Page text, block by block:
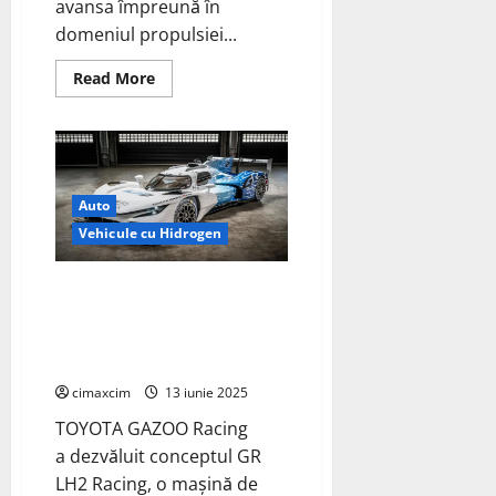
avansa împreună în
domeniul propulsiei...
Read MoreRead
more
și
MTU
Aero
Engines
colaborează
pentru
a
dezvolta
tehnologia
Auto
Vehicule cu Hidrogen
cimaxcim 13 iunie 2025
TOYOTA GAZOO Racing
a dezvăluit conceptul GR
LH2 Racing, o mașină de